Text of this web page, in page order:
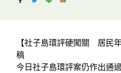
臉書
YouTube
【社子島環評硬闖關 居民
稿
今日社子島環評案仍作出通